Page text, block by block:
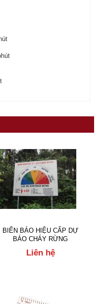
BIỂN BÁO HIỆU CẤP DỰ
BÁO CHÁY RỪNG
Liên hệ